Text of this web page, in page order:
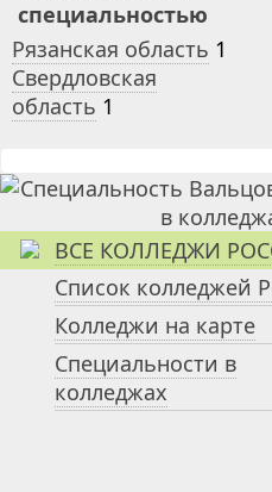
специальностью
Рязанская область 1
Свердловская
область 1
ВСЕ КОЛЛЕДЖИ
Список колледжей
Колледжи на карте
Специальности в
колледжах